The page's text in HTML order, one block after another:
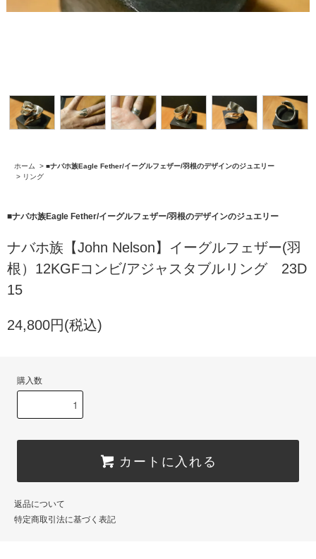
ホーム > ■ナバホ族Eagle Fether/イーグルフェザー/羽根のデザインのジュエリー
> リング
■ナバホ族Eagle Fether/イーグルフェザー/羽根のデザインのジュエリー
ナバホ族【John Nelson】イーグルフェザー(羽
根）12KGFコンビ/アジャスタブルリング 23D
15
24,800円(税込)
購入数
カートに入れる
返品について
特定商取引法に基づく表記